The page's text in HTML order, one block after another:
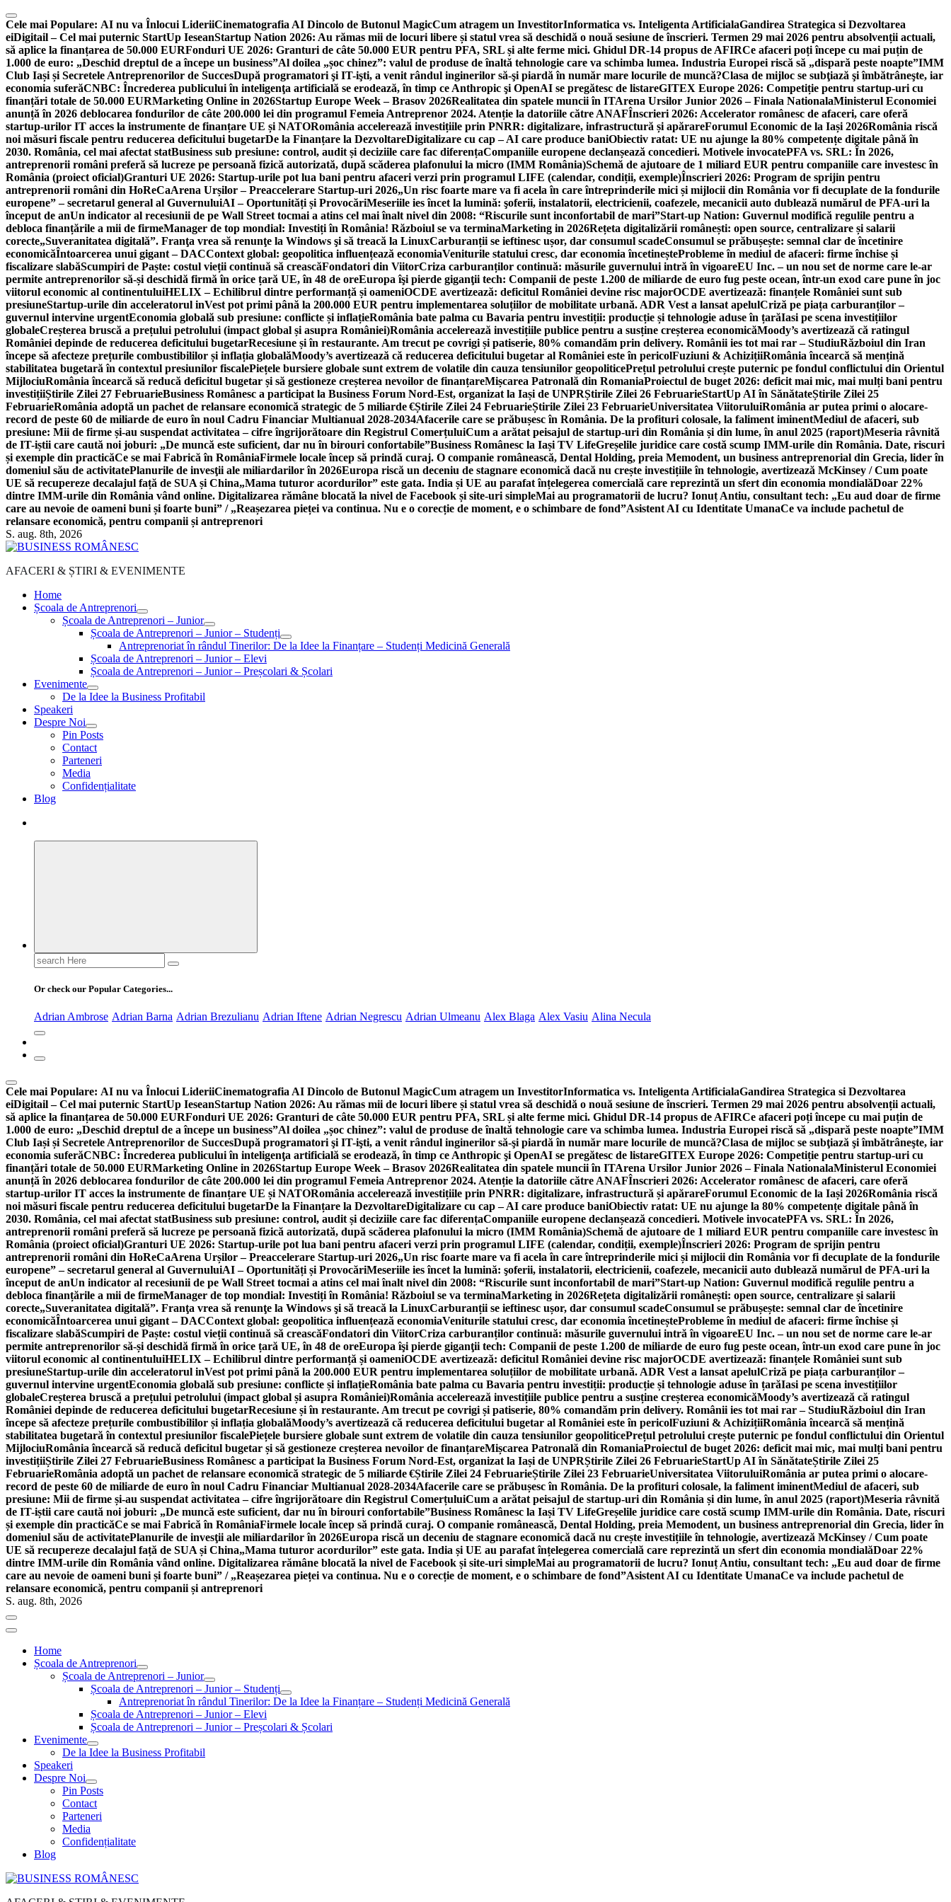
Skip
to
content
Cele mai Populare: AI nu va Înlocui LideriiCinematografia AI Dincolo de Butonul MagicCum atragem un InvestitorInformatica vs. Inteligenta ArtificialaGandirea Strategica si Dezvoltarea
eiDigitail – Cel mai puternic StartUp IeseanStartup Nation 2026: Au rămas mii de locuri libere și statul vrea să deschidă o nouă sesiune de înscrieri. Termen 29 mai 2026 pentru absolvenții actuali,
să aplice la finanțarea de 50.000 EURFonduri UE 2026: Granturi de câte 50.000 EUR pentru PFA, SRL și alte ferme mici. Ghidul DR-14 propus de AFIRCe afaceri poți începe cu mai puțin de
1.000 de euro: „Deschid dreptul de a începe un business”Al doilea „șoc chinez”: valul de produse de înaltă tehnologie care va schimba lumea. Industria Europei riscă să „dispară peste noapte”IMM
Club Iași și Secretele Antreprenorilor de SuccesDupă programatori şi IT-işti, a venit rândul inginerilor să-şi piardă în număr mare locurile de muncă?Clasa de mijloc se subţiază şi îmbătrâneşte, iar
economia suferăCNBC: Încrederea publicului în inteligenţa artificială se erodează, în timp ce Anthropic şi OpenAI se pregătesc de listareGITEX Europe 2026: Competiție pentru startup-uri cu
finanțări totale de 50.000 EURMarketing Online in 2026Startup Europe Week – Brasov 2026Realitatea din spatele muncii în ITArena Ursilor Junior 2026 – Finala NationalaMinisterul Economiei
anunță în 2026 deblocarea fondurilor de câte 200.000 lei din programul Femeia Antreprenor 2024. Atenție la datoriile către ANAFÎnscrieri 2026: Accelerator românesc de afaceri, care oferă
startup-urilor IT acces la instrumente de finanțare UE și NATORomânia accelerează investițiile prin PNRR: digitalizare, infrastructură și apărareForumul Economic de la Iași 2026România riscă
noi măsuri fiscale pentru reducerea deficitului bugetarDe la Finanțare la DezvoltareDigitalizare cu cap – AI care produce baniObiectiv ratat: UE nu ajunge la 80% competențe digitale până în
2030. România, cel mai afectat statBusiness sub presiune: control, audit și deciziile care fac diferențaCompaniile europene declanșează concedieri. Motivele invocatePFA vs. SRL: În 2026,
antreprenorii români preferă să lucreze pe persoană fizică autorizată, după scăderea plafonului la micro (IMM România)Schemă de ajutoare de 1 miliard EUR pentru companiile care investesc în
România (proiect oficial)Granturi UE 2026: Startup-urile pot lua bani pentru afaceri verzi prin programul LIFE (calendar, condiții, exemple)Înscrieri 2026: Program de sprijin pentru
antreprenorii români din HoReCaArena Urșilor – Preaccelerare Startup-uri 2026„Un risc foarte mare va fi acela în care întreprinderile mici și mijlocii din România vor fi decuplate de la fondurile
europene” – secretarul general al GuvernuluiAI – Oportunități și ProvocăriMeseriile ies încet la lumină: şoferii, instalatorii, electricienii, coafezele, mecanicii auto dublează numărul de PFA-uri la
început de anUn indicator al recesiunii de pe Wall Street tocmai a atins cel mai înalt nivel din 2008: “Riscurile sunt inconfortabil de mari”Start-up Nation: Guvernul modifică regulile pentru a
debloca finanțările a mii de firmeManager de top mondial: Investiți în România! Războiul se va terminaMarketing in 2026Rețeta digitalizării românești: open source, centralizare și salarii
corecte„Suveranitatea digitală”. Franţa vrea să renunţe la Windows şi să treacă la LinuxCarburanții se ieftinesc ușor, dar consumul scadeConsumul se prăbușește: semnal clar de încetinire
economicăÎntoarcerea unui gigant – DACContext global: geopolitica influențează economiaVeniturile statului cresc, dar economia încetineșteProbleme în mediul de afaceri: firme închise și
fiscalizare slabăScumpiri de Paște: costul vieții continuă să creascăFondatori din ViitorCriza carburanților continuă: măsurile guvernului intră în vigoareEU Inc. – un nou set de norme care le-ar
permite antreprenorilor să-și deschidă firmă în orice țară UE, în 48 de oreEuropa îşi pierde giganţii tech: Companii de peste 1.200 de miliarde de euro fug peste ocean, într-un exod care pune în joc
viitorul economic al continentuluiHELIX – Echilibrul dintre performanță și oameniOCDE avertizează: deficitul României devine risc majorOCDE avertizează: finanțele României sunt sub
presiuneStartup-urile din acceleratorul inVest pot primi până la 200.000 EUR pentru implementarea soluțiilor de mobilitate urbană. ADR Vest a lansat apelulCriză pe piața carburanților –
guvernul intervine urgentEconomia globală sub presiune: conflicte și inflațieRomânia bate palma cu Bavaria pentru investiții: producție și tehnologie aduse în țarăIasi pe scena investițiilor
globaleCreșterea bruscă a prețului petrolului (impact global și asupra României)România accelerează investițiile publice pentru a susține creșterea economicăMoody’s avertizează că ratingul
României depinde de reducerea deficitului bugetarRecesiune și în restaurante. Am trecut pe covrigi și patiserie, 80% comandăm prin delivery. Românii ies tot mai rar – StudiuRăzboiul din Iran
începe să afecteze prețurile combustibililor și inflația globalăMoody’s avertizează că reducerea deficitului bugetar al României este în pericolFuziuni & AchizițiiRomânia încearcă să mențină
stabilitatea bugetară în contextul presiunilor fiscalePiețele bursiere globale sunt extrem de volatile din cauza tensiunilor geopoliticePrețul petrolului crește puternic pe fondul conflictului din Orientul
MijlociuRomânia încearcă să reducă deficitul bugetar și să gestioneze creșterea nevoilor de finanțareMișcarea Patronală din RomaniaProiectul de buget 2026: deficit mai mic, mai mulți bani pentru
investițiiȘtirile Zilei 27 FebruarieBusiness Românesc a participat la Business Forum Nord-Est, organizat la Iași de UNPRȘtirile Zilei 26 FebruarieStartUp AI în SănătateȘtirile Zilei 25
FebruarieRomânia adoptă un pachet de relansare economică strategic de 5 miliarde €Știrile Zilei 24 FebruarieȘtirile Zilei 23 FebruarieUniversitatea ViitoruluiRomânia ar putea primi o alocare-
record de peste 60 de miliarde de euro în noul Cadru Financiar Multianual 2028-2034Afacerile care se prăbușesc în România. De la profituri colosale, la faliment iminentMediul de afaceri, sub
presiune: Mii de firme și-au suspendat activitatea – cifre îngrijorătoare din Registrul ComerțuluiCum a arătat peisajul de startup-uri din România și din lume, în anul 2025 (raport)Meseria râvnită
de IT-iștii care caută noi joburi: „De muncă este suficient, dar nu în birouri confortabile”Business Românesc la Iași TV LifeGreșelile juridice care costă scump IMM-urile din România. Date, riscuri
și exemple din practicăCe se mai Fabrică în RomâniaFirmele locale încep să prindă curaj. O companie românească, Dental Holding, preia Memodent, un business antreprenorial din Grecia, lider în
domeniul său de activitatePlanurile de invesţii ale miliardarilor în 2026Europa riscă un deceniu de stagnare economică dacă nu crește investițiile în tehnologie, avertizează McKinsey / Cum poate
UE să recupereze decalajul față de SUA și China„Mama tuturor acordurilor” este gata. India și UE au parafat înțelegerea comercială care reprezintă un sfert din economia mondialăDoar 22%
dintre IMM-urile din România vând online. Digitalizarea rămâne blocată la nivel de Facebook și site-uri simpleMai au programatorii de lucru? Ionuț Antiu, consultant tech: „Eu aud doar de firme
care au nevoie de oameni buni și foarte buni” / „Reașezarea pieței va continua. Nu e o corecție de moment, e o schimbare de fond”Asistent AI cu Identitate UmanaCe va include pachetul de
relansare economică, pentru companii și antreprenori
S. aug. 8th, 2026
AFACERI & ȘTIRI & EVENIMENTE
Home
Școala de Antreprenori
Școala de Antreprenori – Junior
Școala de Antreprenori – Junior – Studenți
Antreprenoriat în rândul Tinerilor: De la Idee la Finanțare – Studenți Medicină Generală
Școala de Antreprenori – Junior – Elevi
Școala de Antreprenori – Junior – Preșcolari & Școlari
Evenimente
De la Idee la Business Profitabil
Speakeri
Despre Noi
Pin Posts
Contact
Parteneri
Media
Confidențialitate
Blog
Search
for:
Or check our Popular Categories...
Adrian Ambrose Adrian Barna Adrian Brezulianu Adrian Iftene Adrian Negrescu Adrian Ulmeanu Alex Blaga Alex Vasiu Alina Necula
Cele mai Populare: AI nu va Înlocui LideriiCinematografia AI Dincolo de Butonul MagicCum atragem un InvestitorInformatica vs. Inteligenta ArtificialaGandirea Strategica si Dezvoltarea
eiDigitail – Cel mai puternic StartUp IeseanStartup Nation 2026: Au rămas mii de locuri libere și statul vrea să deschidă o nouă sesiune de înscrieri. Termen 29 mai 2026 pentru absolvenții actuali,
să aplice la finanțarea de 50.000 EURFonduri UE 2026: Granturi de câte 50.000 EUR pentru PFA, SRL și alte ferme mici. Ghidul DR-14 propus de AFIRCe afaceri poți începe cu mai puțin de
1.000 de euro: „Deschid dreptul de a începe un business”Al doilea „șoc chinez”: valul de produse de înaltă tehnologie care va schimba lumea. Industria Europei riscă să „dispară peste noapte”IMM
Club Iași și Secretele Antreprenorilor de SuccesDupă programatori şi IT-işti, a venit rândul inginerilor să-şi piardă în număr mare locurile de muncă?Clasa de mijloc se subţiază şi îmbătrâneşte, iar
economia suferăCNBC: Încrederea publicului în inteligenţa artificială se erodează, în timp ce Anthropic şi OpenAI se pregătesc de listareGITEX Europe 2026: Competiție pentru startup-uri cu
finanțări totale de 50.000 EURMarketing Online in 2026Startup Europe Week – Brasov 2026Realitatea din spatele muncii în ITArena Ursilor Junior 2026 – Finala NationalaMinisterul Economiei
anunță în 2026 deblocarea fondurilor de câte 200.000 lei din programul Femeia Antreprenor 2024. Atenție la datoriile către ANAFÎnscrieri 2026: Accelerator românesc de afaceri, care oferă
startup-urilor IT acces la instrumente de finanțare UE și NATORomânia accelerează investițiile prin PNRR: digitalizare, infrastructură și apărareForumul Economic de la Iași 2026România riscă
noi măsuri fiscale pentru reducerea deficitului bugetarDe la Finanțare la DezvoltareDigitalizare cu cap – AI care produce baniObiectiv ratat: UE nu ajunge la 80% competențe digitale până în
2030. România, cel mai afectat statBusiness sub presiune: control, audit și deciziile care fac diferențaCompaniile europene declanșează concedieri. Motivele invocatePFA vs. SRL: În 2026,
antreprenorii români preferă să lucreze pe persoană fizică autorizată, după scăderea plafonului la micro (IMM România)Schemă de ajutoare de 1 miliard EUR pentru companiile care investesc în
România (proiect oficial)Granturi UE 2026: Startup-urile pot lua bani pentru afaceri verzi prin programul LIFE (calendar, condiții, exemple)Înscrieri 2026: Program de sprijin pentru
antreprenorii români din HoReCaArena Urșilor – Preaccelerare Startup-uri 2026„Un risc foarte mare va fi acela în care întreprinderile mici și mijlocii din România vor fi decuplate de la fondurile
europene” – secretarul general al GuvernuluiAI – Oportunități și ProvocăriMeseriile ies încet la lumină: şoferii, instalatorii, electricienii, coafezele, mecanicii auto dublează numărul de PFA-uri la
început de anUn indicator al recesiunii de pe Wall Street tocmai a atins cel mai înalt nivel din 2008: “Riscurile sunt inconfortabil de mari”Start-up Nation: Guvernul modifică regulile pentru a
debloca finanțările a mii de firmeManager de top mondial: Investiți în România! Războiul se va terminaMarketing in 2026Rețeta digitalizării românești: open source, centralizare și salarii
corecte„Suveranitatea digitală”. Franţa vrea să renunţe la Windows şi să treacă la LinuxCarburanții se ieftinesc ușor, dar consumul scadeConsumul se prăbușește: semnal clar de încetinire
economicăÎntoarcerea unui gigant – DACContext global: geopolitica influențează economiaVeniturile statului cresc, dar economia încetineșteProbleme în mediul de afaceri: firme închise și
fiscalizare slabăScumpiri de Paște: costul vieții continuă să creascăFondatori din ViitorCriza carburanților continuă: măsurile guvernului intră în vigoareEU Inc. – un nou set de norme care le-ar
permite antreprenorilor să-și deschidă firmă în orice țară UE, în 48 de oreEuropa îşi pierde giganţii tech: Companii de peste 1.200 de miliarde de euro fug peste ocean, într-un exod care pune în joc
viitorul economic al continentuluiHELIX – Echilibrul dintre performanță și oameniOCDE avertizează: deficitul României devine risc majorOCDE avertizează: finanțele României sunt sub
presiuneStartup-urile din acceleratorul inVest pot primi până la 200.000 EUR pentru implementarea soluțiilor de mobilitate urbană. ADR Vest a lansat apelulCriză pe piața carburanților –
guvernul intervine urgentEconomia globală sub presiune: conflicte și inflațieRomânia bate palma cu Bavaria pentru investiții: producție și tehnologie aduse în țarăIasi pe scena investițiilor
globaleCreșterea bruscă a prețului petrolului (impact global și asupra României)România accelerează investițiile publice pentru a susține creșterea economicăMoody’s avertizează că ratingul
României depinde de reducerea deficitului bugetarRecesiune și în restaurante. Am trecut pe covrigi și patiserie, 80% comandăm prin delivery. Românii ies tot mai rar – StudiuRăzboiul din Iran
începe să afecteze prețurile combustibililor și inflația globalăMoody’s avertizează că reducerea deficitului bugetar al României este în pericolFuziuni & AchizițiiRomânia încearcă să mențină
stabilitatea bugetară în contextul presiunilor fiscalePiețele bursiere globale sunt extrem de volatile din cauza tensiunilor geopoliticePrețul petrolului crește puternic pe fondul conflictului din Orientul
MijlociuRomânia încearcă să reducă deficitul bugetar și să gestioneze creșterea nevoilor de finanțareMișcarea Patronală din RomaniaProiectul de buget 2026: deficit mai mic, mai mulți bani pentru
investițiiȘtirile Zilei 27 FebruarieBusiness Românesc a participat la Business Forum Nord-Est, organizat la Iași de UNPRȘtirile Zilei 26 FebruarieStartUp AI în SănătateȘtirile Zilei 25
FebruarieRomânia adoptă un pachet de relansare economică strategic de 5 miliarde €Știrile Zilei 24 FebruarieȘtirile Zilei 23 FebruarieUniversitatea ViitoruluiRomânia ar putea primi o alocare-
record de peste 60 de miliarde de euro în noul Cadru Financiar Multianual 2028-2034Afacerile care se prăbușesc în România. De la profituri colosale, la faliment iminentMediul de afaceri, sub
presiune: Mii de firme și-au suspendat activitatea – cifre îngrijorătoare din Registrul ComerțuluiCum a arătat peisajul de startup-uri din România și din lume, în anul 2025 (raport)Meseria râvnită
de IT-iștii care caută noi joburi: „De muncă este suficient, dar nu în birouri confortabile”Business Românesc la Iași TV LifeGreșelile juridice care costă scump IMM-urile din România. Date, riscuri
și exemple din practicăCe se mai Fabrică în RomâniaFirmele locale încep să prindă curaj. O companie românească, Dental Holding, preia Memodent, un business antreprenorial din Grecia, lider în
domeniul său de activitatePlanurile de invesţii ale miliardarilor în 2026Europa riscă un deceniu de stagnare economică dacă nu crește investițiile în tehnologie, avertizează McKinsey / Cum poate
UE să recupereze decalajul față de SUA și China„Mama tuturor acordurilor” este gata. India și UE au parafat înțelegerea comercială care reprezintă un sfert din economia mondialăDoar 22%
dintre IMM-urile din România vând online. Digitalizarea rămâne blocată la nivel de Facebook și site-uri simpleMai au programatorii de lucru? Ionuț Antiu, consultant tech: „Eu aud doar de firme
care au nevoie de oameni buni și foarte buni” / „Reașezarea pieței va continua. Nu e o corecție de moment, e o schimbare de fond”Asistent AI cu Identitate UmanaCe va include pachetul de
relansare economică, pentru companii și antreprenori
S. aug. 8th, 2026
Home
Școala de Antreprenori
Școala de Antreprenori – Junior
Școala de Antreprenori – Junior – Studenți
Antreprenoriat în rândul Tinerilor: De la Idee la Finanțare – Studenți Medicină Generală
Școala de Antreprenori – Junior – Elevi
Școala de Antreprenori – Junior – Preșcolari & Școlari
Evenimente
De la Idee la Business Profitabil
Speakeri
Despre Noi
Pin Posts
Contact
Parteneri
Media
Confidențialitate
Blog